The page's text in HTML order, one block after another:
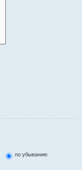
по убыванию